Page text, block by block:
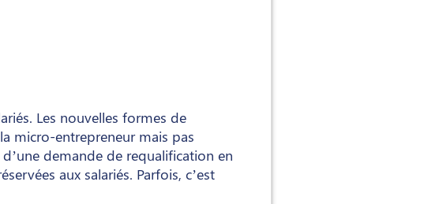
Les nouvelles formes de
micro-entrepreneur mais pas
demande de requalification en
aux salariés. Parfois, c’est